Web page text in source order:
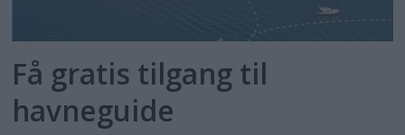
Få gratis tilgang til
havneguide